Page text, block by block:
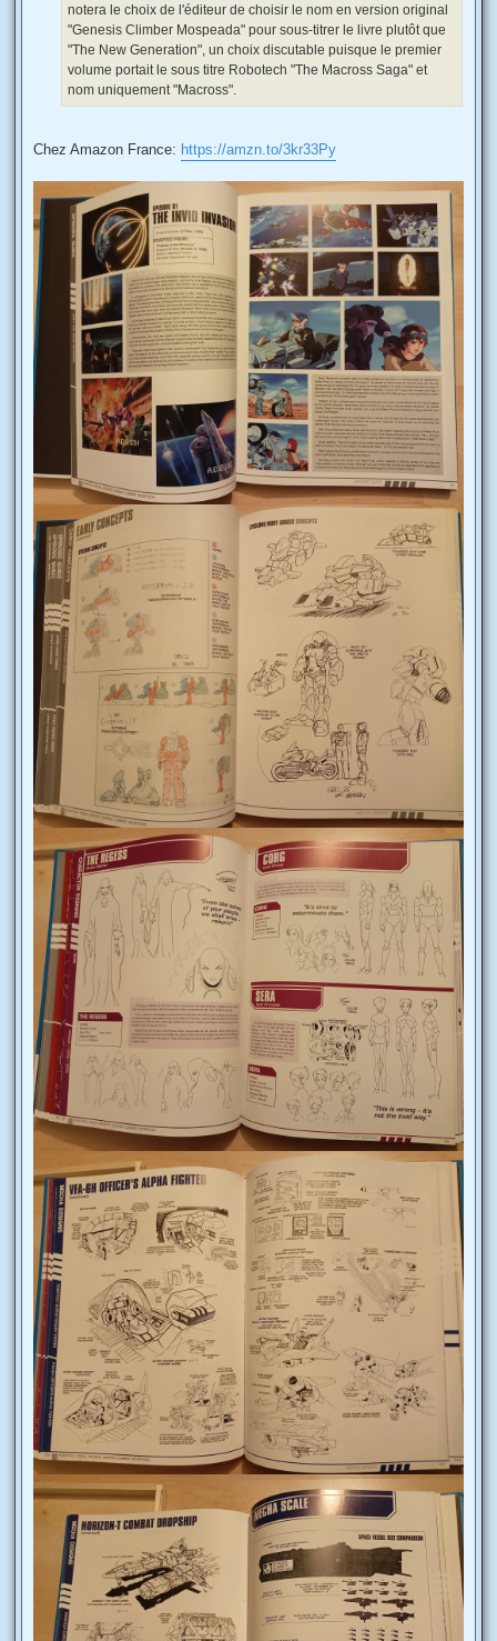
notera le choix de l'éditeur de choisir le nom en version original
"Genesis Climber Mospeada" pour sous-titrer le livre plutôt que
"The New Generation", un choix discutable puisque le premier
volume portait le sous titre Robotech "The Macross Saga" et
nom uniquement "Macross".
Chez Amazon France: https://amzn.to/3kr33Py